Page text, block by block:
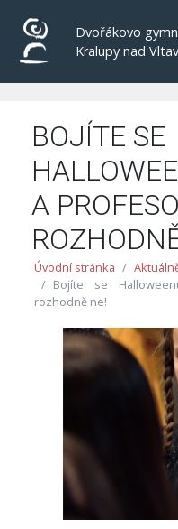
Dvořákovo
Kralupy nad
BOJÍTE SE
A
Úvodní stránka
Bojíte se
rozhodně ne!